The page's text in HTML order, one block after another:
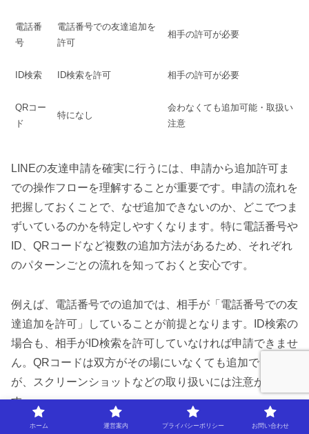
電話番
号
電話番号での友達追加を
許可
相手の許可が必要
ID検索 ID検索を許可 相手の許可が必要
QRコー
ド
特になし
会わなくても追加可能・取扱い
注意
LINEの友達申請を確実に行うには、申請から追加許可ま
での操作フローを理解することが重要です。申請の流れを
把握しておくことで、なぜ追加できないのか、どこでつま
ずいているのかを特定しやすくなります。特に電話番号や
ID、QRコードなど複数の追加方法があるため、それぞれ
のパターンごとの流れを知っておくと安心です。
例えば、電話番号での追加では、相手が「電話番号での友
達追加を許可」していることが前提となります。ID検索の
場合も、相手がID検索を許可していなければ申請できませ
ん。QRコードは双方がその場にいなくても追加できます
が、スクリーンショットなどの取り扱いには注意が必要で
す。
ホーム 運営案内 プライバシーポリシー お問い合わせ